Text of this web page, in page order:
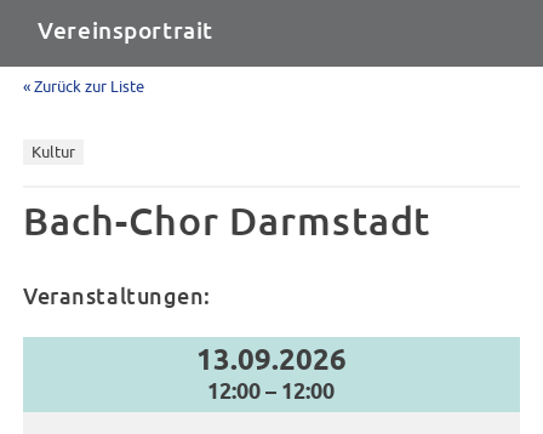
Vereinsportrait
« Zurück zur Liste
Kultur
Bach-Chor Darmstadt
Veranstaltungen:
13.09.2026
12:00 – 12:00